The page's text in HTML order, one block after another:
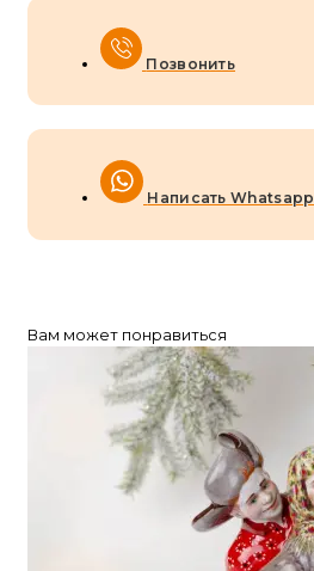
Позвонить
Написать Whatsapp
Вам может понравиться